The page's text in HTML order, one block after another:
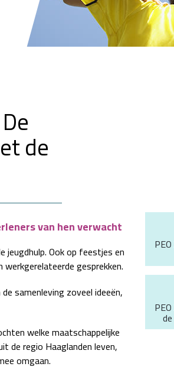
de
van hen verwacht
jeugdhulp. Ook op feestjes en
gesprekken.
samenleving zoveel ideeën,
welke maatschappelijke
de regio Haaglanden leven,
omgaan.